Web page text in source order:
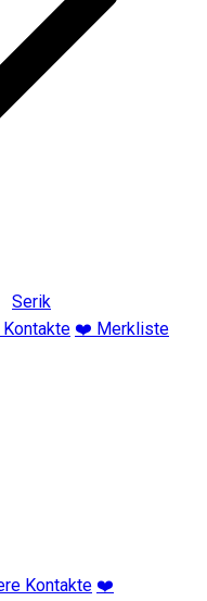
Serik
❤️ Merkliste
Kontakte ❤️